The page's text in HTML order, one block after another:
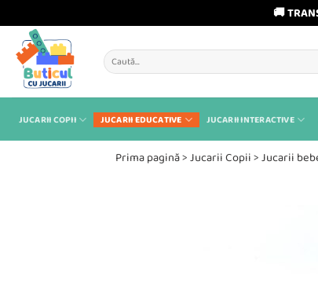
🚚
content
Caută
după:
JUCARII COPII JUCARII EDUCATIVE JUCARII INTERACTIVE
Prima pagină>Jucarii Copii>Jucarii